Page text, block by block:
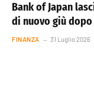
Bank of Japan
di nuovo giù
FINANZA 31 Luglio 2026